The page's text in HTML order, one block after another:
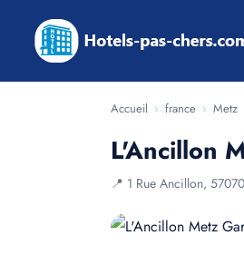
Accueil › france › Metz
L'Ancillon
📍 1 Rue Ancillon,